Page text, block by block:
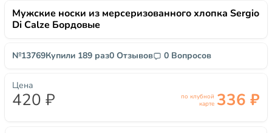
Мужские носки из мерсеризованного хлопка Sergio
Di Calze Бордовые
№13769Купили 189 раз0 Отзывов 0 Вопросов
Цена
420 ₽
по клубной
карте 336 ₽